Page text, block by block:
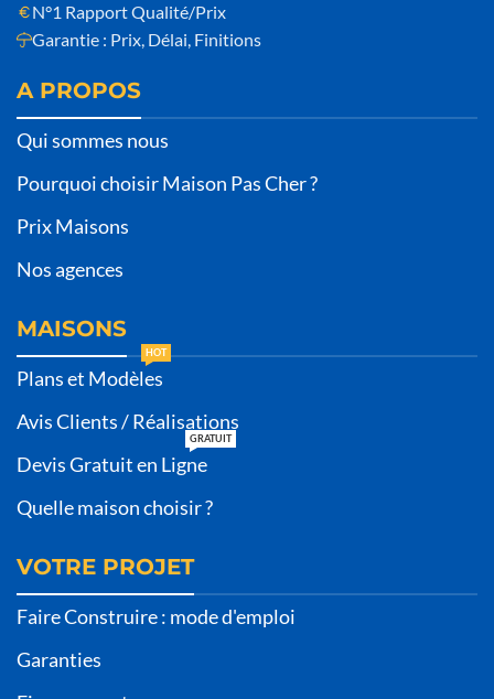
N°1 Rapport Qualité/Prix
Garantie : Prix, Délai, Finitions
A PROPOS
Qui sommes nous
Pourquoi choisir Maison Pas Cher ?
Prix Maisons
Nos agences
MAISONS
Plans et Modèles
HOT
Avis Clients / Réalisations
Devis Gratuit en Ligne
GRATUIT
Quelle maison choisir ?
VOTRE PROJET
Faire Construire : mode d'emploi
Garanties